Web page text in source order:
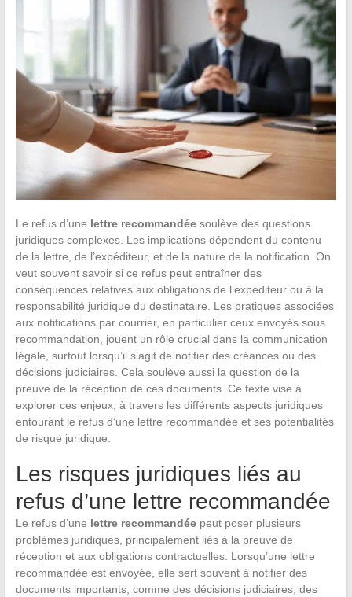
Le refus d’une lettre recommandéesoulève des questions
juridiques complexes. Les implications dépendent du contenu
de la lettre, de l’expéditeur, et de la nature de la notification. On
veut souvent savoir si ce refus peut entraîner des
conséquences relatives aux obligations de l’expéditeur ou à la
responsabilité juridique du destinataire. Les pratiques associées
aux notifications par courrier, en particulier ceux envoyés sous
recommandation, jouent un rôle crucial dans la communication
légale, surtout lorsqu’il s’agit de notifier des créances ou des
décisions judiciaires. Cela soulève aussi la question de la
preuve de la réception de ces documents. Ce texte vise à
explorer ces enjeux, à travers les différents aspects juridiques
entourant le refus d’une lettre recommandée et ses potentialités
de risque juridique.
Les risques juridiques liés au
refus d’une lettre recommandée
Le refus d’une lettre recommandéepeut poser plusieurs
problèmes juridiques, principalement liés à la preuve de
réception et aux obligations contractuelles. Lorsqu’une lettre
recommandée est envoyée, elle sert souvent à notifier des
documents importants, comme des décisions judiciaires, des